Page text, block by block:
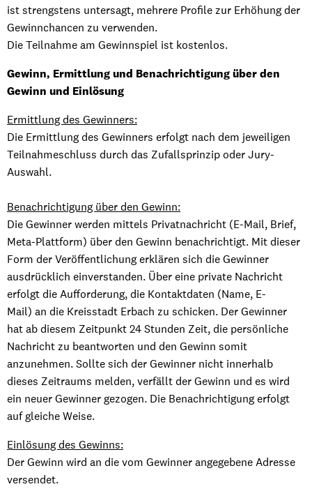
ist strengstens untersagt, mehrere Profile zur Erhöhung der
Gewinnchancen zu verwenden.
Die Teilnahme am Gewinnspiel ist kostenlos.
Gewinn, Ermittlung und Benachrichtigung über den
Gewinn und Einlösung
Ermittlung des Gewinners:
Die Ermittlung des Gewinners erfolgt nach dem jeweiligen
Teilnahmeschluss durch das Zufallsprinzip oder Jury-
Auswahl.
Benachrichtigung über den Gewinn:
Die Gewinner werden mittels Privatnachricht (E-Mail, Brief,
Meta-Plattform) über den Gewinn benachrichtigt. Mit dieser
Form der Veröffentlichung erklären sich die Gewinner
ausdrücklich einverstanden. Über eine private Nachricht
erfolgt die Aufforderung, die Kontaktdaten (Name, E-
Mail) an die Kreisstadt Erbach zu schicken. Der Gewinner
hat ab diesem Zeitpunkt 24 Stunden Zeit, die persönliche
Nachricht zu beantworten und den Gewinn somit
anzunehmen. Sollte sich der Gewinner nicht innerhalb
dieses Zeitraums melden, verfällt der Gewinn und es wird
ein neuer Gewinner gezogen. Die Benachrichtigung erfolgt
auf gleiche Weise.
Einlösung des Gewinns:
Der Gewinn wird an die vom Gewinner angegebene Adresse
versendet.